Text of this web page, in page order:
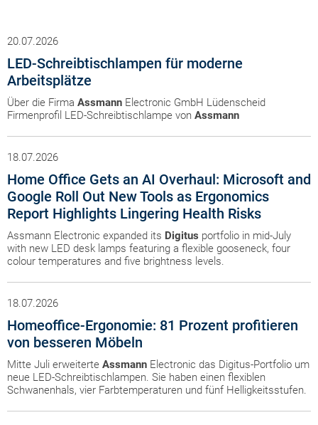
20.07.2026
LED-Schreibtischlampen für moderne
Arbeitsplätze
Über die Firma Assmann Electronic GmbH Lüdenscheid
Firmenprofil LED-Schreibtischlampe von Assmann
18.07.2026
Home Office Gets an AI Overhaul: Microsoft and
Google Roll Out New Tools as Ergonomics
Report Highlights Lingering Health Risks
Assmann Electronic expanded its Digitus portfolio in mid-July
with new LED desk lamps featuring a flexible gooseneck, four
colour temperatures and five brightness levels.
18.07.2026
Homeoffice-Ergonomie: 81 Prozent profitieren
von besseren Möbeln
Mitte Juli erweiterte Assmann Electronic das Digitus-Portfolio um
neue LED-Schreibtischlampen. Sie haben einen flexiblen
Schwanenhals, vier Farbtemperaturen und fünf Helligkeitsstufen.